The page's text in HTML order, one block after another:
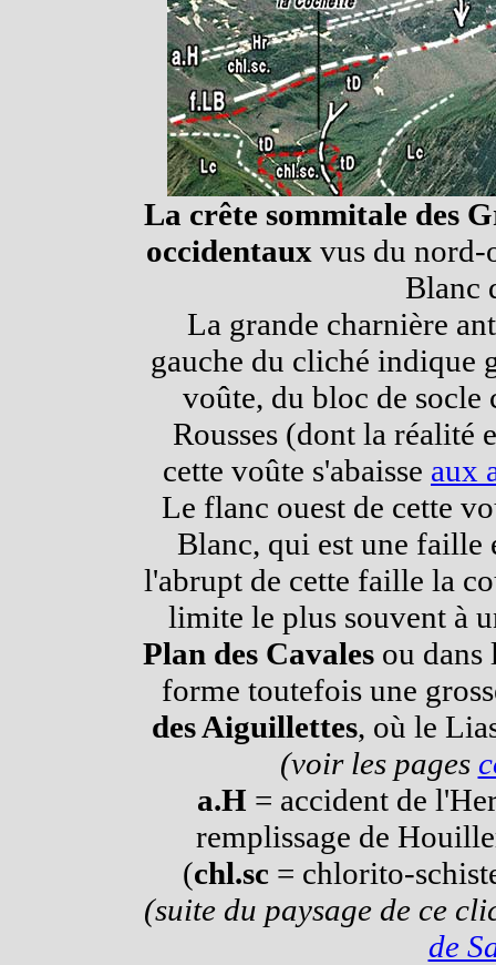
La crête sommitale des
occidentaux vus du nord-
Blanc
La grande charnière
gauche du cliché indique
voûte, du bloc de socle
Rousses (dont la réalité
cette voûte s'abaisse aux
Le flanc ouest de cette
Blanc, qui est une faille
l'abrupt de cette faille la
limite le plus souvent à
Plan des Cavales ou
forme toutefois une
des Aiguillettes, où le
(voir les pages
a.H = accident de
remplissage de
(chl.sc= chlorito-
(suite du paysage de ce
de